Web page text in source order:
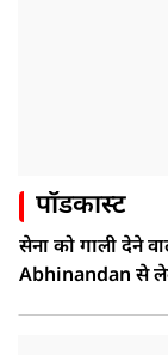
पॉडकास्ट
सेना को गाली देने
Abhinandan से